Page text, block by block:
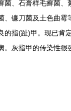
、石膏样毛癣菌、
镰刀菌及土色曲霉
指(趾)甲。现已肯
灰指甲的传染性很